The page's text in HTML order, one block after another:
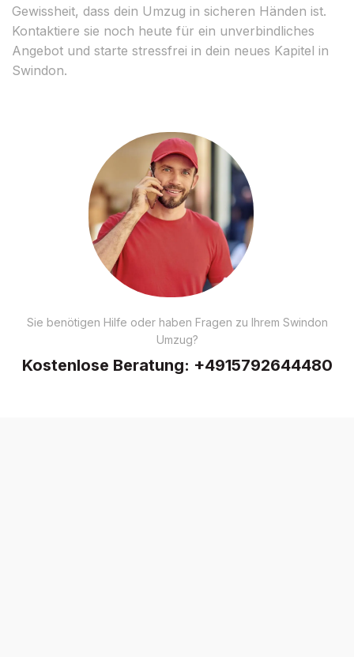
Gewissheit, dass dein Umzug in sicheren Händen ist.
Kontaktiere sie noch heute für ein unverbindliches
Angebot und starte stressfrei in dein neues Kapitel in
Swindon.
Sie benötigen Hilfe oder haben Fragen zu Ihrem Swindon
Umzug?
Kostenlose Beratung: +4915792644480